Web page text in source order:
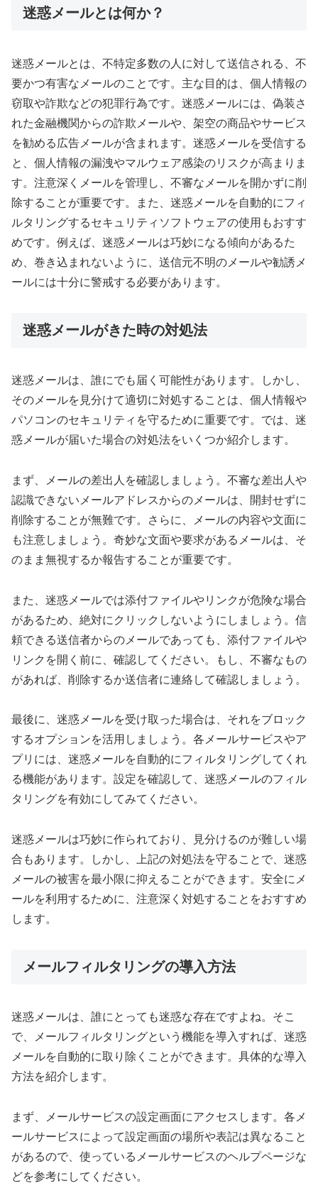
迷惑メールとは何か？
迷惑メールとは、不特定多数の人に対して送信される、不
要かつ有害なメールのことです。主な目的は、個人情報の
窃取や詐欺などの犯罪行為です。迷惑メールには、偽装さ
れた金融機関からの詐欺メールや、架空の商品やサービス
を勧める広告メールが含まれます。迷惑メールを受信する
と、個人情報の漏洩やマルウェア感染のリスクが高まりま
す。注意深くメールを管理し、不審なメールを開かずに削
除することが重要です。また、迷惑メールを自動的にフィ
ルタリングするセキュリティソフトウェアの使用もおすす
めです。例えば、迷惑メールは巧妙になる傾向があるた
め、巻き込まれないように、送信元不明のメールや勧誘メ
ールには十分に警戒する必要があります。
迷惑メールがきた時の対処法
迷惑メールは、誰にでも届く可能性があります。しかし、
そのメールを見分けて適切に対処することは、個人情報や
パソコンのセキュリティを守るために重要です。では、迷
惑メールが届いた場合の対処法をいくつか紹介します。
まず、メールの差出人を確認しましょう。不審な差出人や
認識できないメールアドレスからのメールは、開封せずに
削除することが無難です。さらに、メールの内容や文面に
も注意しましょう。奇妙な文面や要求があるメールは、そ
のまま無視するか報告することが重要です。
また、迷惑メールでは添付ファイルやリンクが危険な場合
があるため、絶対にクリックしないようにしましょう。信
頼できる送信者からのメールであっても、添付ファイルや
リンクを開く前に、確認してください。もし、不審なもの
があれば、削除するか送信者に連絡して確認しましょう。
最後に、迷惑メールを受け取った場合は、それをブロック
するオプションを活用しましょう。各メールサービスやア
プリには、迷惑メールを自動的にフィルタリングしてくれ
る機能があります。設定を確認して、迷惑メールのフィル
タリングを有効にしてみてください。
迷惑メールは巧妙に作られており、見分けるのが難しい場
合もあります。しかし、上記の対処法を守ることで、迷惑
メールの被害を最小限に抑えることができます。安全にメ
ールを利用するために、注意深く対処することをおすすめ
します。
メールフィルタリングの導入方法
迷惑メールは、誰にとっても迷惑な存在ですよね。そこ
で、メールフィルタリングという機能を導入すれば、迷惑
メールを自動的に取り除くことができます。具体的な導入
方法を紹介します。
まず、メールサービスの設定画面にアクセスします。各メ
ールサービスによって設定画面の場所や表記は異なること
があるので、使っているメールサービスのヘルプページな
どを参考にしてください。